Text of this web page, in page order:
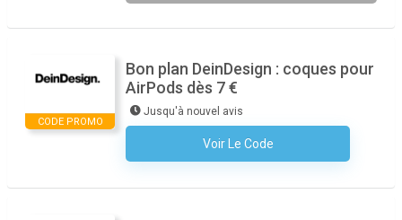
CODE PROMO
Bon plan DeinDesign : coques pour
AirPods dès 7 €
Jusqu'à nouvel avis
Voir Le Code
Aucun Code N'est Nécessaire